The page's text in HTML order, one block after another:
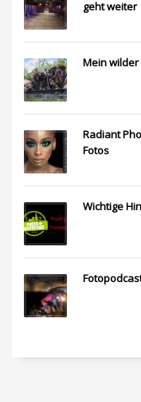
geht weiter
Mein
Radiant
Fotos
Wichtige